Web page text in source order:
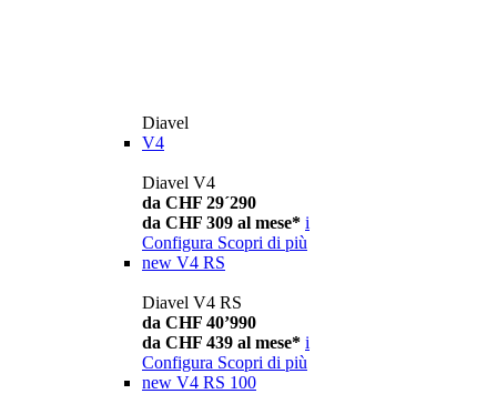
Diavel
V4
Diavel V4
da CHF 29´290
da CHF 309 al mese* i
Configura Scopri di più
new V4 RS
Diavel V4 RS
da CHF 40’990
da CHF 439 al mese* i
Configura Scopri di più
new V4 RS 100